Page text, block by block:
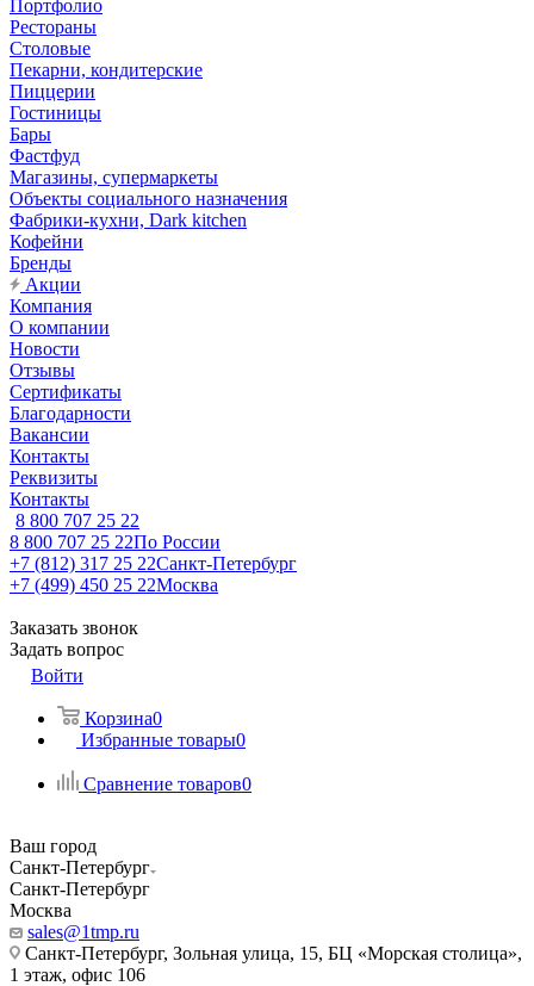
Портфолио
Рестораны
Столовые
Пекарни, кондитерские
Пиццерии
Гостиницы
Бары
Фастфуд
Магазины, супермаркеты
Объекты социального назначения
Фабрики-кухни, Dark kitchen
Кофейни
Бренды
Акции
Компания
О компании
Новости
Отзывы
Сертификаты
Благодарности
Вакансии
Контакты
Реквизиты
Контакты
8 800 707 25 22
8 800 707 25 22По России
+7 (812) 317 25 22Санкт-Петербург
+7 (499) 450 25 22Москва
Заказать звонок
Задать вопрос
Войти
Корзина0
Избранные товары0
Сравнение товаров0
Ваш город
Санкт-Петербург
Санкт-Петербург
Москва
sales@1tmp.ru
Санкт-Петербург, Зольная улица, 15, БЦ «Морская столица»,
1 этаж, офис 106